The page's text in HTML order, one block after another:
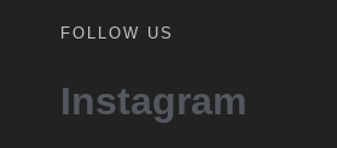
FOLLOW US
Instagram